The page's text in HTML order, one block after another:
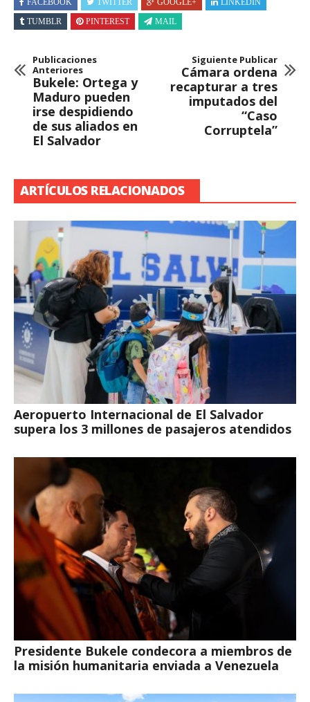
TUMBLR
PINTEREST MAIL
Publicaciones
Anteriores
Bukele: Ortega y
Maduro pueden
irse despidiendo
de sus aliados en
El Salvador
Siguiente Publicar
Cámara ordena
recapturar a tres
imputados del
“Caso
Corruptela”
ARTÍCULOS RELACIONADOS
Aeropuerto Internacional de El Salvador
supera los 3 millones de pasajeros atendidos
Presidente Bukele condecora a miembros de
la misión humanitaria enviada a Venezuela